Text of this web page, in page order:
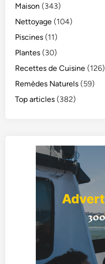
Maison (343)
Nettoyage (104)
Piscines (11)
Plantes (30)
Recettes de Cuisine (126)
Remèdes Naturels (59)
Top articles (382)